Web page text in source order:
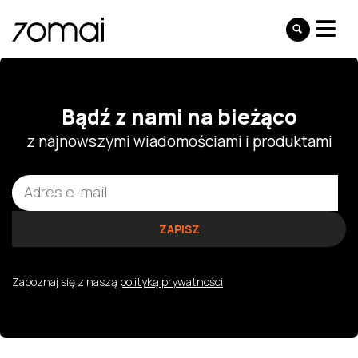
Bądź z nami na bieżąco
z najnowszymi wiadomościami i produktami
Zapoznaj się z naszą polityką prywatności